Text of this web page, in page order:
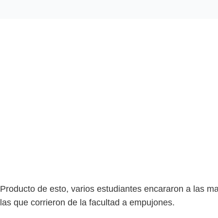
Producto de esto, varios estudiantes encararon a las
las que corrieron de la facultad a empujones.